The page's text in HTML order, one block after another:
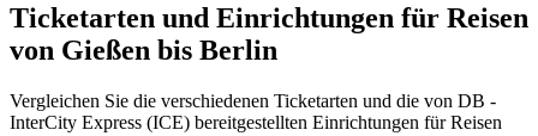
Ticketarten und Einrichtungen für Reisen
von Gießen bis Berlin
Vergleichen Sie die verschiedenen Ticketarten und die von DB -
InterCity Express (ICE) bereitgestellten Einrichtungen für Reisen